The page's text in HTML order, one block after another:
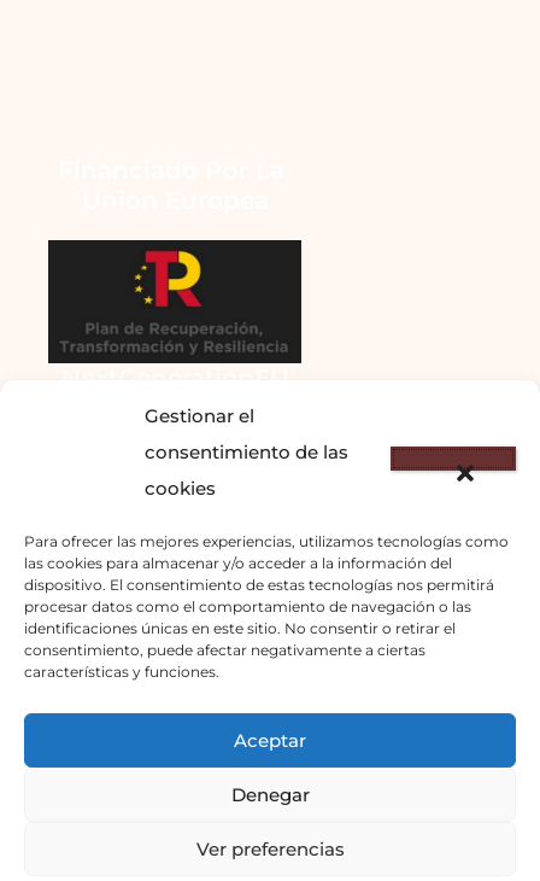
Gestionar el
consentimiento de las
cookies
Para ofrecer las mejores experiencias, utilizamos tecnologías como
las cookies para almacenar y/o acceder a la información del
dispositivo. El consentimiento de estas tecnologías nos permitirá
procesar datos como el comportamiento de navegación o las
identificaciones únicas en este sitio. No consentir o retirar el
consentimiento, puede afectar negativamente a ciertas
características y funciones.
Aceptar
Denegar
Ver preferencias
© 2023 – DOMINANTE
COSTA S.L.
info@cosmolga.com
671877303
Avisos Legales